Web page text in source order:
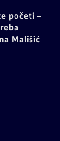
početi –
Mališić